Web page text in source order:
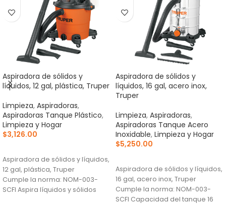
Aspiradora de sólidos y
líquidos, 12 gal, plástica, Truper
Limpieza, Aspiradoras,
Aspiradoras Tanque Plástico,
Limpieza y Hogar
$3,126.00
Aspiradora de sólidos y líquidos,
12 gal, plástica, Truper
Cumple la norma: NOM-003-
SCFI Aspira líquidos y sólidos
Aspiradora de sólidos y
líquidos, 16 gal, acero inox,
Truper
Limpieza, Aspiradoras,
Aspiradoras Tanque Acero
Inoxidable, Limpieza y Hogar
$5,250.00
Aspiradora de sólidos y líquidos,
16 gal, acero inox, Truper
Cumple la norma: NOM-003-
SCFI Capacidad del tanque 16